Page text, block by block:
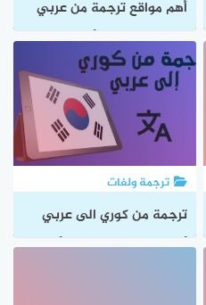
أهم مواقع ترجمة من عربي
الى اندونيسيا وأبرز مميزاتها
ترجمة ولغات
ترجمة من كوري الى عربي
أفضل مواقع الترجمة وأهم